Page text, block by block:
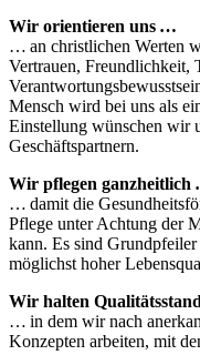
Wir orientieren uns …
… an christlichen Werten
Vertrauen, Freundlichkeit,
Mensch wird bei uns als
Einstellung wünschen wir
Geschäftspartnern.
Wir pflegen ganzheitlich
… damit die
Pflege unter Achtung der
kann. Es sind
möglichst hoher
Wir halten
… in dem wir nach
Konzepten arbeiten, mit